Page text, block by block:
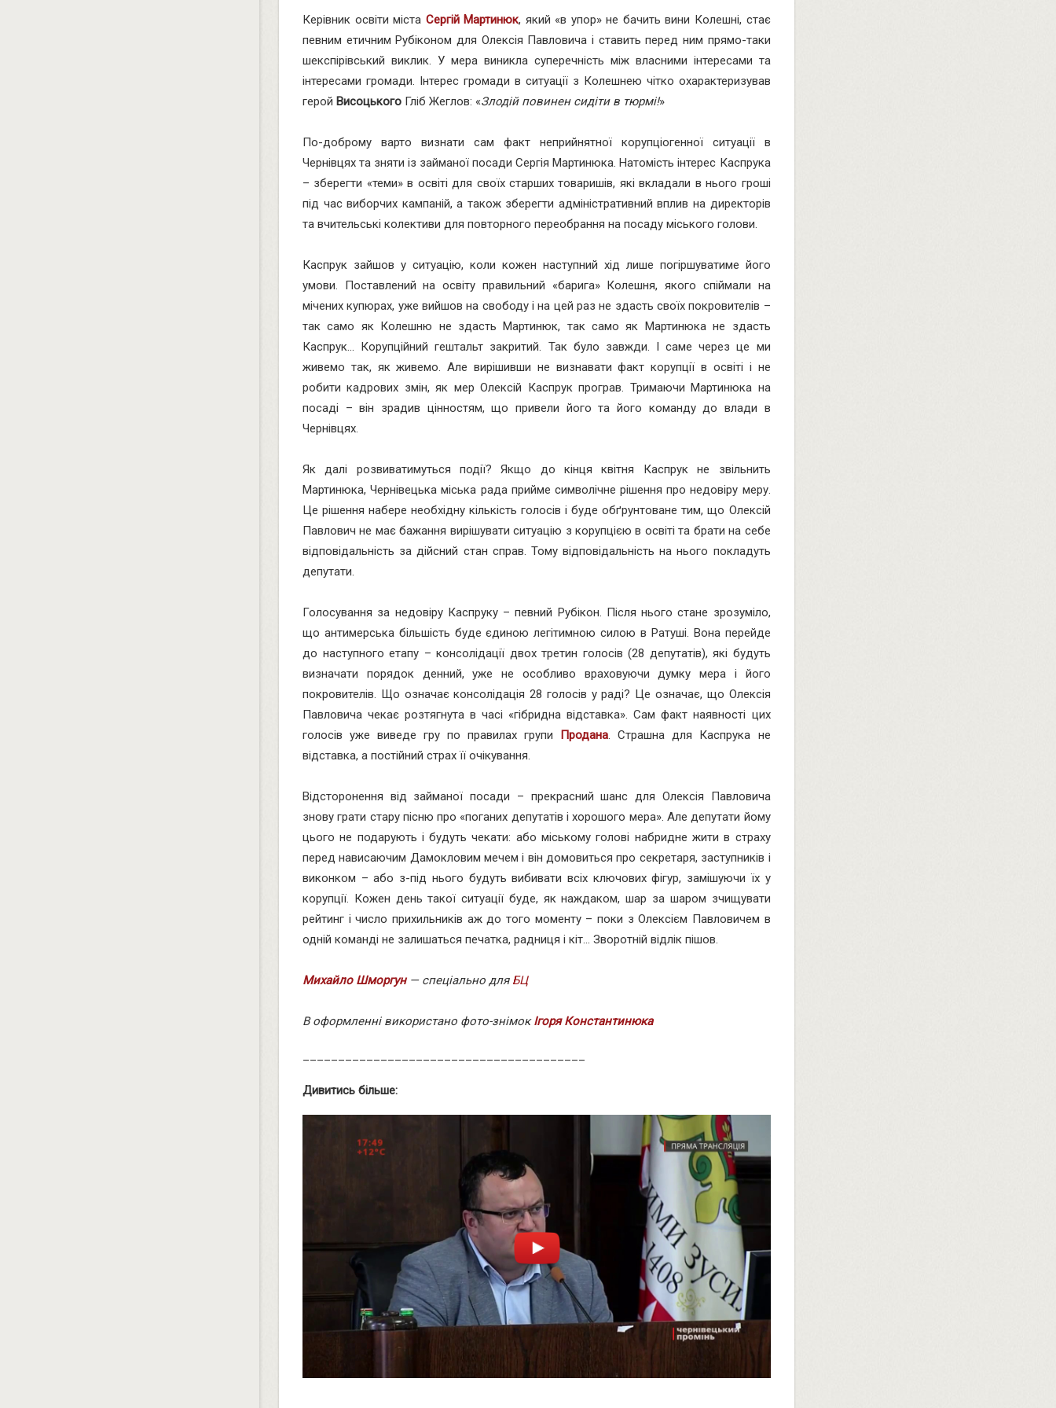
Керівник освіти міста Сергій Мартинюк, який «в упор» не бачить вини Колешні, стає
певним етичним Рубіконом для Олексія Павловича і ставить перед ним прямо-таки
шекспірівський виклик. У мера виникла суперечність між власними інтересами та
інтересами громади. Інтерес громади в ситуації з Колешнею чітко охарактеризував
герой Висоцького Гліб Жеглов: «Злодій повинен сидіти в тюрмі!»
По-доброму варто визнати сам факт неприйнятної корупціогенної ситуації в
Чернівцях та зняти із займаної посади Сергія Мартинюка. Натомість інтерес Каспрука
– зберегти «теми» в освіті для своїх старших товаришів, які вкладали в нього гроші
під час виборчих кампаній, а також зберегти адміністративний вплив на директорів
та вчительські колективи для повторного переобрання на посаду міського голови.
Каспрук зайшов у ситуацію, коли кожен наступний хід лише погіршуватиме його
умови. Поставлений на освіту правильний «барига» Колешня, якого спіймали на
мічених купюрах, уже вийшов на свободу і на цей раз не здасть своїх покровителів –
так само як Колешню не здасть Мартинюк, так само як Мартинюка не здасть
Каспрук... Корупційний гештальт закритий. Так було завжди. І саме через це ми
живемо так, як живемо. Але вирішивши не визнавати факт корупції в освіті і не
робити кадрових змін, як мер Олексій Каспрук програв. Тримаючи Мартинюка на
посаді – він зрадив цінностям, що привели його та його команду до влади в
Чернівцях.
Як далі розвиватимуться події? Якщо до кінця квітня Каспрук не звільнить
Мартинюка, Чернівецька міська рада прийме символічне рішення про недовіру меру.
Це рішення набере необхідну кількість голосів і буде обґрунтоване тим, що Олексій
Павлович не має бажання вирішувати ситуацію з корупцією в освіті та брати на себе
відповідальність за дійсний стан справ. Тому відповідальність на нього покладуть
депутати.
Голосування за недовіру Каспруку – певний Рубікон. Після нього стане зрозуміло,
що антимерська більшість буде єдиною легітимною силою в Ратуші. Вона перейде
до наступного етапу – консолідації двох третин голосів (28 депутатів), які будуть
визначати порядок денний, уже не особливо враховуючи думку мера і його
покровителів. Що означає консолідація 28 голосів у раді? Це означає, що Олексія
Павловича чекає розтягнута в часі «гібридна відставка». Сам факт наявності цих
голосів уже виведе гру по правилах групи Продана. Страшна для Каспрука не
відставка, а постійний страх її очікування.
Відсторонення від займаної посади – прекрасний шанс для Олексія Павловича
знову грати стару пісню про «поганих депутатів і хорошого мера». Але депутати йому
цього не подарують і будуть чекати: або міському голові набридне жити в страху
перед нависаючим Дамокловим мечем і він домовиться про секретаря, заступників і
виконком – або з-під нього будуть вибивати всіх ключових фігур, замішуючи їх у
корупції. Кожен день такої ситуації буде, як наждаком, шар за шаром зчищувати
рейтинг і число прихильників аж до того моменту – поки з Олексієм Павловичем в
одній команді не залишаться печатка, радниця і кіт... Зворотній відлік пішов.
Михайло Шморгун— спеціально для БЦ
В оформленні використано фото-знімокІгоря Константинюка
Дивитись більше: